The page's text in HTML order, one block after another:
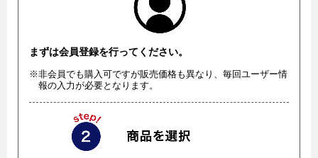
まずは会員登録を行ってください。
※非会員でも購入可ですが販売価格も異なり、毎回ユーザー情
報の入力が必要となります。